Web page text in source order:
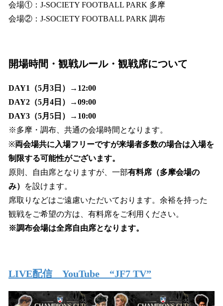
会場①：J-SOCIETY FOOTBALL PARK 多摩
会場②：J-SOCIETY FOOTBALL PARK 調布
開場時間・観戦ルール・観戦席について
DAY1（5月3日）→12:00
DAY2（5月4日）→09:00
DAY3（5月5日）→10:00
※多摩・調布、共通の会場時間となります。
※両会場共に入場フリーですが来場者多数の場合は入場を
制限する可能性がございます。
原則、自由席となりますが、一部有料席（多摩会場の
み）
を設けます。
席取りなどはご遠慮いただいております。余裕を持った
観戦をご希望の方は、有料席をご利用ください。
※調布会場は全席自由席となります。
LIVE配信 YouTube “JF7 TV”